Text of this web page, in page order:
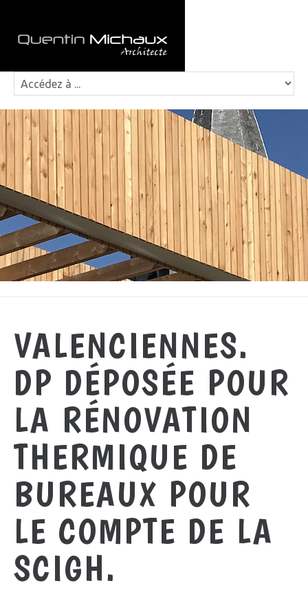
VALENCIENNES.
DP DÉPOSÉE POUR
LA RÉNOVATION
THERMIQUE DE
BUREAUX POUR
LE COMPTE DE LA
SCIGH.